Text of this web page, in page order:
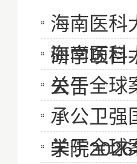
海南医科
研学项目
海南医科
公告
关于全球
承公卫强
学院
关于全球